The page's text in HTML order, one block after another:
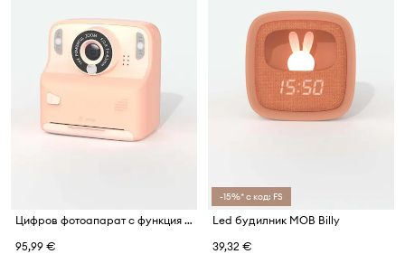
Цифров фотоапарат с функция за печат MOB Instant Cam Pixiprint
95,99 €
-15%* с код: FS
Led будилник MOB Billy
39,32 €